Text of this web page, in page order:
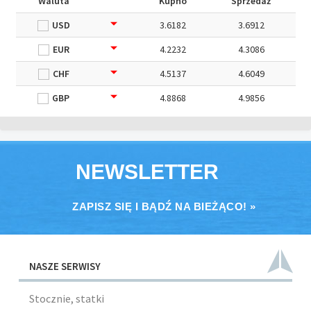
USD
3.6182
3.6912
EUR
4.2232
4.3086
CHF
4.5137
4.6049
GBP
4.8868 4.9856
NEWSLETTER
ZAPISZ SIĘ I BĄDŹ NA BIEŻĄCO! »
NASZE SERWISY
Stocznie, statki